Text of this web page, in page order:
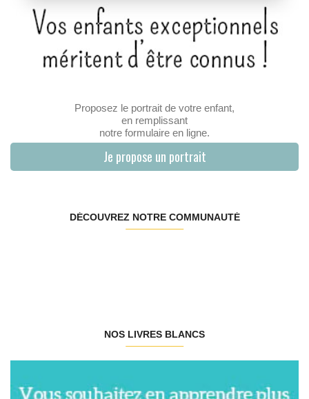
Proposez le portrait de votre enfant,
en remplissant
notre formulaire en ligne.
Je propose un portrait
DÉCOUVREZ NOTRE COMMUNAUTÉ
NOS LIVRES BLANCS